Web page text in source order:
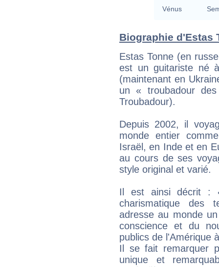
Vénus
Biographie d'Estas
Estas Tonne (en
est un guitariste né
(maintenant en
un « troubadour
Troubadour).
Depuis 2002, il
monde entier
Israël, en Inde et en
au cours de ses
style original et varié.
Il est ainsi décrit :
charismatique des
adresse au monde
conscience et du
publics de l'Amérique
Il se fait remarquer
unique et